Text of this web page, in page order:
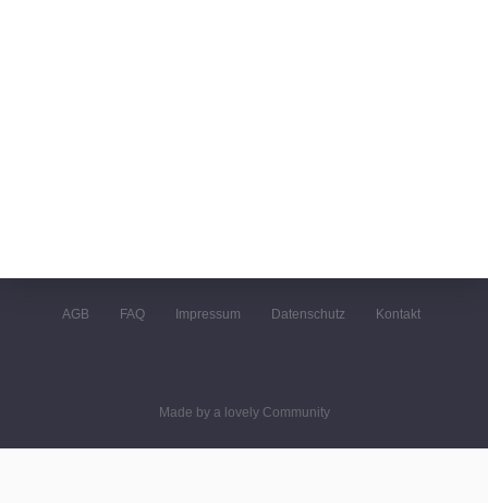
AGB FAQ Impressum Datenschutz Kontakt
Made by a lovely Community